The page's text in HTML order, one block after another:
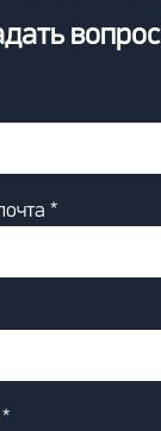
вопрос
*